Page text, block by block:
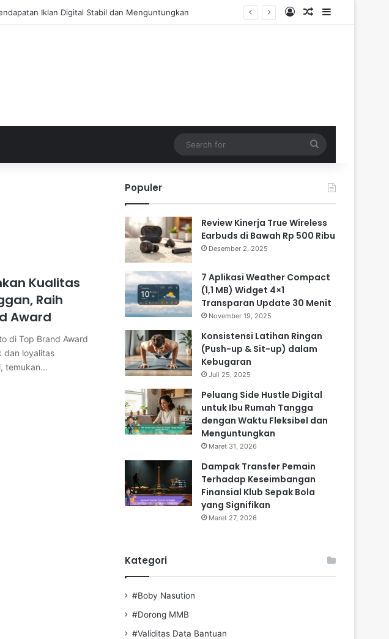
Pendapatan Berdasarkan Pengalaman Praktis Log InRandom Article
Sidebar
for
Kualitas
Raih
Award
di Top Brand Award
dan loyalitas
temukan…
Populer
Review Kinerja True Wireless
Earbuds di Bawah Rp 500 Ribu
Desember 2, 2025
7 Aplikasi Weather Compact
(1,1 MB) Widget 4×1
Transparan Update 30 Menit
November 19, 2025
Konsistensi Latihan Ringan
(Push-up & Sit-up) dalam
Kebugaran
Juli 25, 2025
Peluang Side Hustle Digital
untuk Ibu Rumah Tangga
dengan Waktu Fleksibel dan
Menguntungkan
Maret 31, 2026
Dampak Transfer Pemain
Terhadap Keseimbangan
Finansial Klub Sepak Bola
yang Signifikan
Maret 27, 2026
Kategori
#Boby Nasution
#Dorong MMB
#Validitas Data Bantuan